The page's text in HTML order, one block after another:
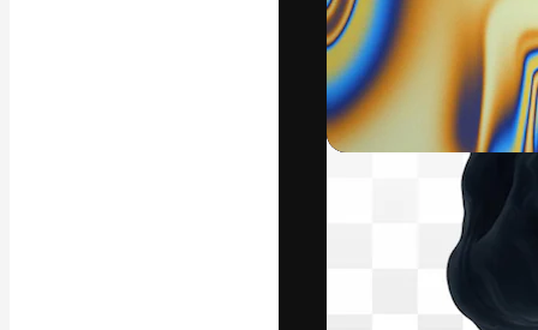
Copyright © 2010-